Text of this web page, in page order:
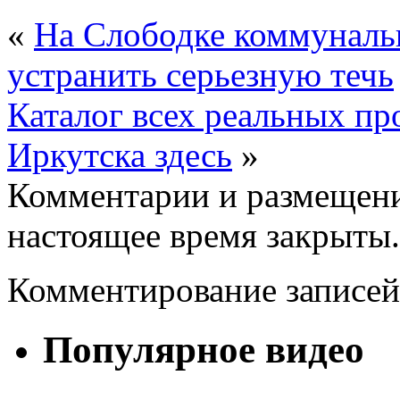
« На Слободке
устранить серьезную течь
Каталог всех реальных
Иркутска здесь »
Комментарии и
настоящее время закрыты.
Комментирование
Популярное видео